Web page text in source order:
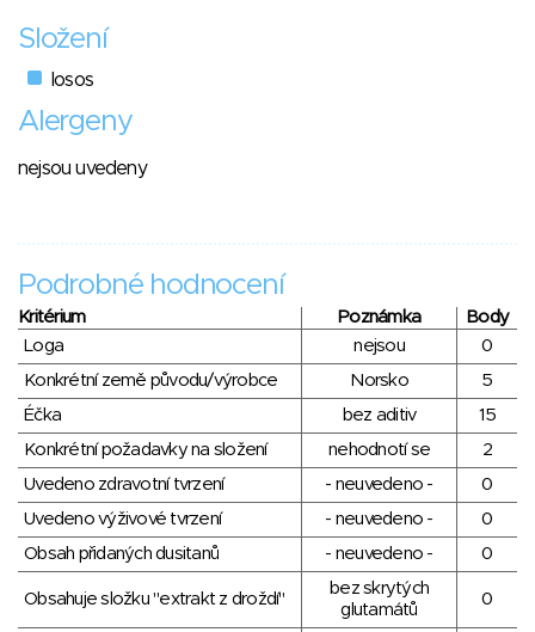
Složení
losos
Alergeny
nejsou uvedeny
Podrobné hodnocení
Kritérium Poznámka
Body
Loga
nejsou
0
Konkrétní země původu/výrobce
Norsko
5
Éčka
bez aditiv
15
Konkrétní požadavky na složení
nehodnotí se
2
Uvedeno zdravotní tvrzení
- neuvedeno -
0
Uvedeno výživové tvrzení
- neuvedeno -
0
Obsah přidaných dusitanů
- neuvedeno - 0
Obsahuje složku "extrakt z droždí"
bez skrytých
glutamátů
0